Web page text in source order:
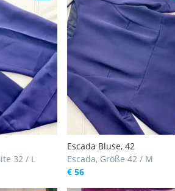
32 / L
Escada Bluse, 42
Escada, Größe 42 / M
€ 56